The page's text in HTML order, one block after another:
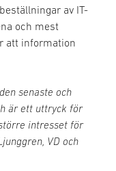
av IT-
och mest
att information
senaste och
är ett uttryck för
intresset för
VD och